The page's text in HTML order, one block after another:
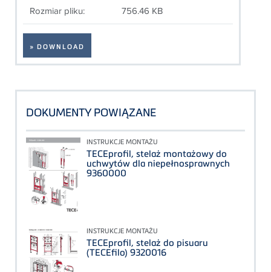
Rozmiar pliku: 756.46 KB
» DOWNLOAD
DOKUMENTY POWIĄZANE
INSTRUKCJE MONTAŻU
TECEprofil, stelaż montażowy do
uchwytów dla niepełnosprawnych
9360000
INSTRUKCJE MONTAŻU
TECEprofil, stelaż do pisuaru
(TECEfilo) 9320016